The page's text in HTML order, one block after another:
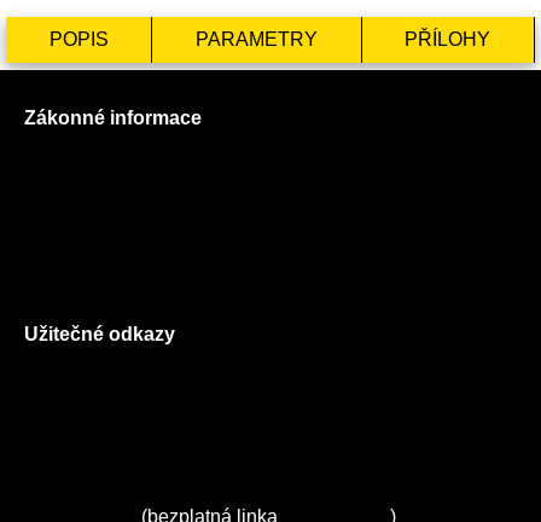
POPIS PARAMETRY PŘÍLOHY
Zákonné informace
Užitečné odkazy
(bezplatná linka )